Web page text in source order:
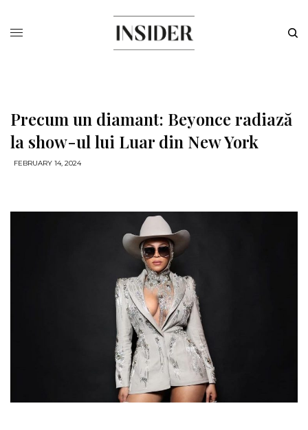
Precum un diamant: Beyonce radiază
la show-ul lui Luar din New York
FEBRUARY 14, 2024